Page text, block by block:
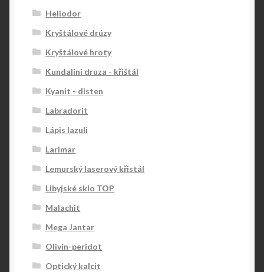
Heliodor
Kryštálové drúzy
Kryštálové hroty
Kundalini druza - křištál
Kyanit - disten
Labradorit
Lápis lazuli
Larimar
Lemurský laserový křistál
Libyjské sklo TOP
Malachit
Mega Jantar
Olivín-peridot
Optický kalcit